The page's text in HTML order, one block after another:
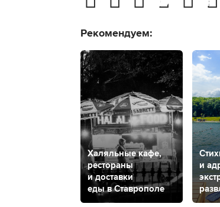
Рекомендуем:
Халяльные кафе,
рестораны
и доставки
еды в Ставрополе
и
в